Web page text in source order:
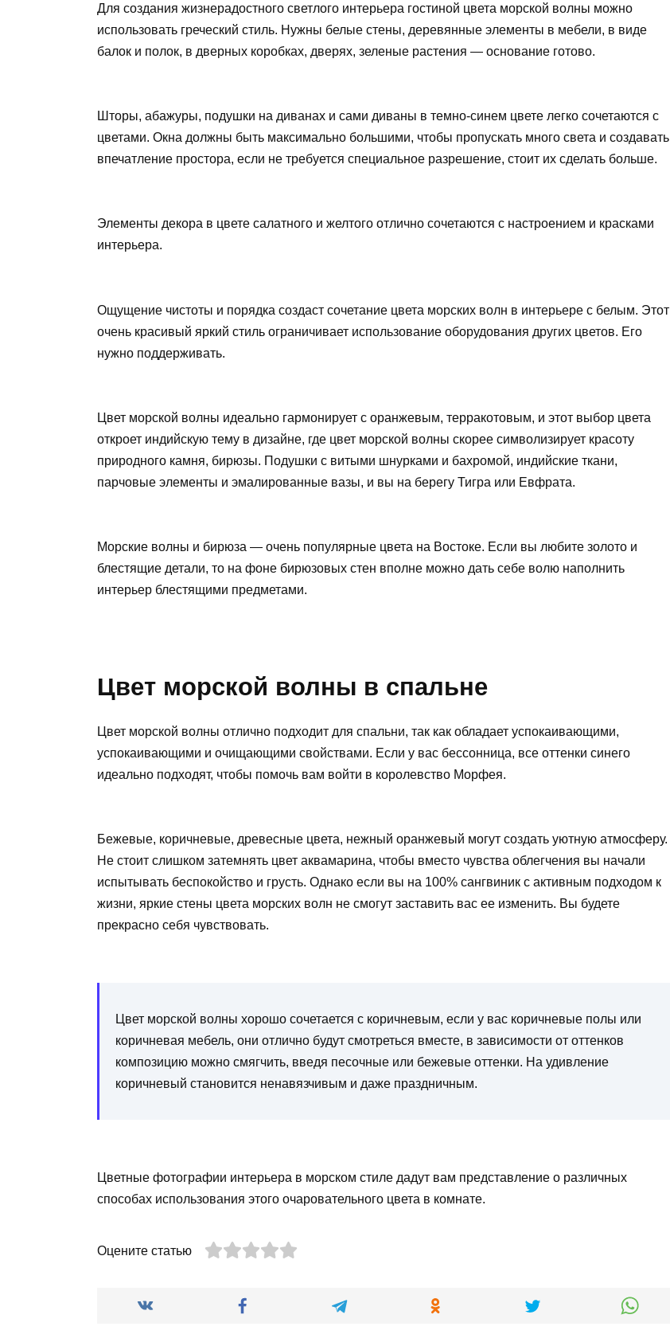
Для создания жизнерадостного светлого интерьера гостиной цвета морской волны можно
использовать греческий стиль. Нужны белые стены, деревянные элементы в мебели, в виде
балок и полок, в дверных коробках, дверях, зеленые растения — основание готово.
Шторы, абажуры, подушки на диванах и сами диваны в темно-синем цвете легко сочетаются с
цветами. Окна должны быть максимально большими, чтобы пропускать много света и создавать
впечатление простора, если не требуется специальное разрешение, стоит их сделать больше.
Элементы декора в цвете салатного и желтого отлично сочетаются с настроением и красками
интерьера.
Ощущение чистоты и порядка создаст сочетание цвета морских волн в интерьере с белым. Этот
очень красивый яркий стиль ограничивает использование оборудования других цветов. Его
нужно поддерживать.
Цвет морской волны идеально гармонирует с оранжевым, терракотовым, и этот выбор цвета
откроет индийскую тему в дизайне, где цвет морской волны скорее символизирует красоту
природного камня, бирюзы. Подушки с витыми шнурками и бахромой, индийские ткани,
парчовые элементы и эмалированные вазы, и вы на берегу Тигра или Евфрата.
Морские волны и бирюза — очень популярные цвета на Востоке. Если вы любите золото и
блестящие детали, то на фоне бирюзовых стен вполне можно дать себе волю наполнить
интерьер блестящими предметами.
Цвет морской волны в спальне
Цвет морской волны отлично подходит для спальни, так как обладает успокаивающими,
успокаивающими и очищающими свойствами. Если у вас бессонница, все оттенки синего
идеально подходят, чтобы помочь вам войти в королевство Морфея.
Бежевые, коричневые, древесные цвета, нежный оранжевый могут создать уютную атмосферу.
Не стоит слишком затемнять цвет аквамарина, чтобы вместо чувства облегчения вы начали
испытывать беспокойство и грусть. Однако если вы на 100% сангвиник с активным подходом к
жизни, яркие стены цвета морских волн не смогут заставить вас ее изменить. Вы будете
прекрасно себя чувствовать.
Цвет морской волны хорошо сочетается с коричневым, если у вас коричневые полы или
коричневая мебель, они отлично будут смотреться вместе, в зависимости от оттенков
композицию можно смягчить, введя песочные или бежевые оттенки. На удивление
коричневый становится ненавязчивым и даже праздничным.
Цветные фотографии интерьера в морском стиле дадут вам представление о различных
способах использования этого очаровательного цвета в комнате.
Оцените статью